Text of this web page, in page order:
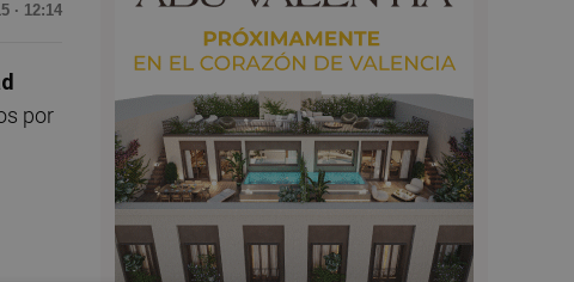
· 12:14
por